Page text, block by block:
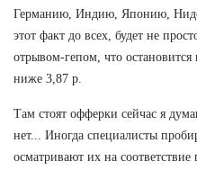
Германию, Индию, Японию,
этот факт до всех, будет не
отрывом-гепом, что
ниже 3,87 р.
Там стоят офферки сейчас я
нет... Иногда специалисты
осматривают их на